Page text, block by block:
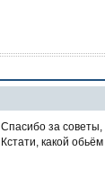
Спасибо за
Кстати, какой